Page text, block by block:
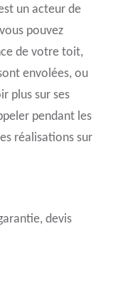
un acteur de
pouvez
de votre toit,
envolées, ou
plus sur ses
pendant les
réalisations sur
devis